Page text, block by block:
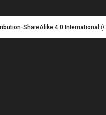
ShareAlike 4.0 International